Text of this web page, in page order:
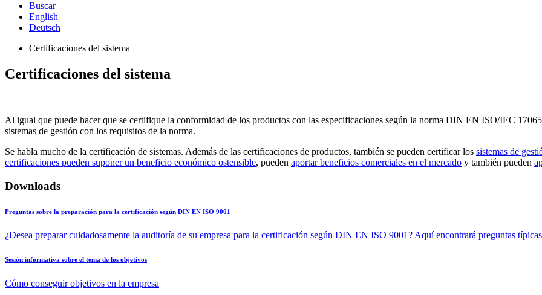
Buscar
English
Deutsch
Certificaciones del sistema
Certificaciones del sistema
Al igual que puede hacer que se certifique la conformidad de los productos con las especificaciones según la norma DIN EN ISO/IEC
sistemas de gestión con los requisitos de la norma.
Se habla mucho de la certificación de sistemas. Además de las certificaciones de productos, también se pueden certificar los sistemas de
certificaciones pueden suponer un beneficio económico ostensible, pueden aportar beneficios comerciales en el mercado y también pueden
Downloads
Preguntas sobre la preparación para la certificación según DIN EN ISO 9001
¿Desea preparar cuidadosamente la auditoría de su empresa para la certificación según DIN EN ISO 9001? Aquí encontrará preguntas
Sesión informativa sobre el tema de los objetivos
Cómo conseguir objetivos en la empresa